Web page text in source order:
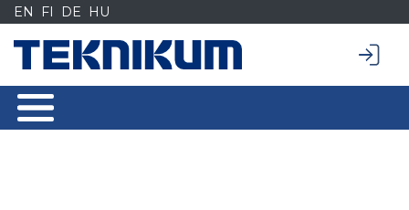
Siirry
sisältöön
EN FI DE HU